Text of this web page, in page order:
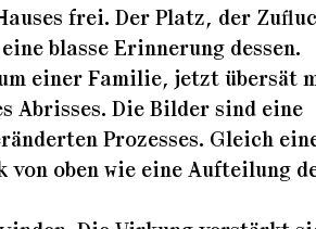
frei. Der Platz, der
blasse Erinnerung dessen.
einer Familie, jetzt übersät
Abrisses. Die Bilder sind eine
Prozesses. Gleich
oben wie eine Aufteilung